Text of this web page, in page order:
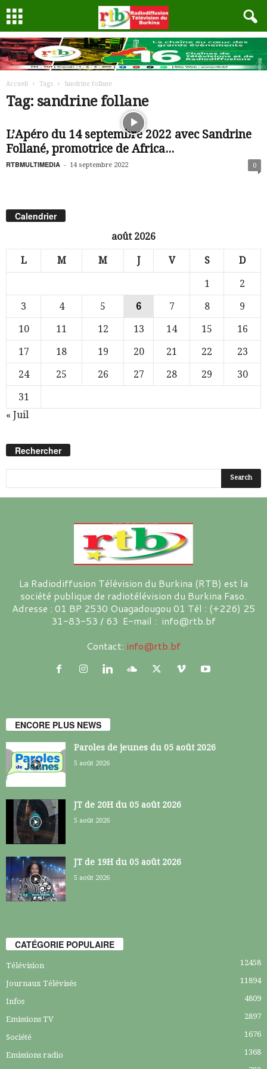
Accueil Tags Sandrine follane
Tag: sandrine follane
L’Apéro du 14 septembre 2022 avec Sandrine
Follané, promotrice de Africa...
RTBMULTIMEDIA - 14 septembre 2022 0
Calendrier
août 2026
L M M J V S D
1
2
3
4 5 6 7 8
9
10
11 12 13 14 15
16
17
18 19 20 21 22
23
24
25 26 27 28 29
30
31
« Juil
Rechercher
La Radiodiffusion Télévision du Burkina (RTB) est la
société publique de radiotélévision du Burkina Faso.
Adresse : 01 BP 2530 Ouagadougou 01 Tél : (+226) 25
31-83-53 / 63 E-mail : info@rtb.bf
Contact: info@rtb.bf
ENCORE PLUS NEWS
Paroles de jeunes du 05 août 2026
5 août 2026
JT de 20H du 05 août 2026
5 août 2026
JT de 19H du 05 août 2026
5 août 2026
CATÉGORIE POPULAIRE
Télévision 12458
Journaux Télévisés 11894
Infos 4809
Emissions TV 2897
Société 1676
Emissions radio 1368